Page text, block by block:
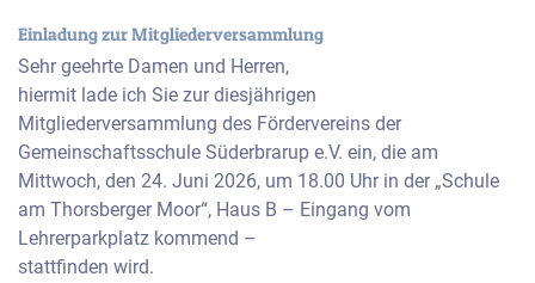
Einladung zur Mitgliederversammlung
Sehr geehrte Damen und Herren,
hiermit lade ich Sie zur diesjährigen
Mitgliederversammlung des Fördervereins der
Gemeinschaftsschule Süderbrarup e.V. ein, die am
Mittwoch, den 24. Juni 2026, um 18.00 Uhr in der „Schule
am Thorsberger Moor“, Haus B – Eingang vom
Lehrerparkplatz kommend –
stattfinden wird.